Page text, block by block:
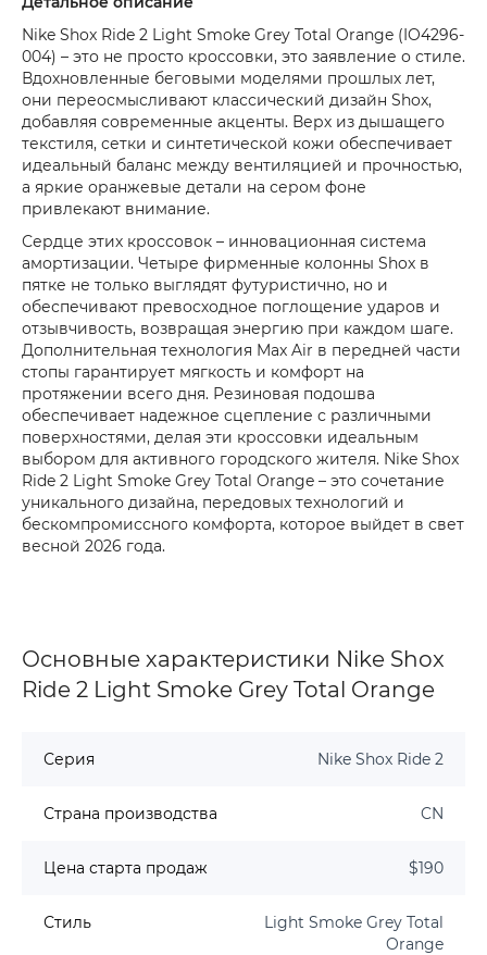
Nike Shox Ride 2 Light Smoke Grey Total Orange (IO4296-
004) – это не просто кроссовки, это заявление о стиле.
Вдохновленные беговыми моделями прошлых лет,
они переосмысливают классический дизайн Shox,
добавляя современные акценты. Верх из дышащего
текстиля, сетки и синтетической кожи обеспечивает
идеальный баланс между вентиляцией и прочностью,
а яркие оранжевые детали на сером фоне
привлекают внимание.
Сердце этих кроссовок – инновационная система
амортизации. Четыре фирменные колонны Shox в
пятке не только выглядят футуристично, но и
обеспечивают превосходное поглощение ударов и
отзывчивость, возвращая энергию при каждом шаге.
Дополнительная технология Max Air в передней части
стопы гарантирует мягкость и комфорт на
протяжении всего дня. Резиновая подошва
обеспечивает надежное сцепление с различными
поверхностями, делая эти кроссовки идеальным
выбором для активного городского жителя. Nike Shox
Ride 2 Light Smoke Grey Total Orange – это сочетание
уникального дизайна, передовых технологий и
бескомпромиссного комфорта, которое выйдет в свет
весной 2026 года.
Основные характеристики Nike Shox
Ride 2 Light Smoke Grey Total Orange
Серия Nike Shox Ride 2
Страна производства CN
Цена старта продаж $190
Стиль
Light Smoke Grey Total
Orange